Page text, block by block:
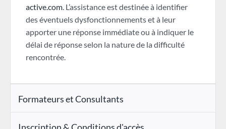
active.com. L’assistance est destinée à identifier
des éventuels dysfonctionnements et à leur
apporter une réponse immédiate ou à indiquer le
délai de réponse selon la nature de la difficulté
rencontrée.
Formateurs et Consultants